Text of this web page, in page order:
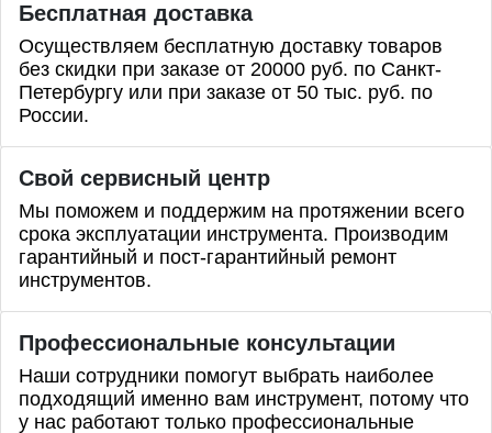
Бесплатная доставка
Осуществляем бесплатную доставку товаров
без скидки при заказе от 20000 руб. по Санкт-
Петербургу или при заказе от 50 тыс. руб. по
России.
Свой сервисный центр
Мы поможем и поддержим на протяжении всего
срока эксплуатации инструмента. Производим
гарантийный и пост-гарантийный ремонт
инструментов.
Профессиональные консультации
Наши сотрудники помогут выбрать наиболее
подходящий именно вам инструмент, потому что
у нас работают только профессиональные